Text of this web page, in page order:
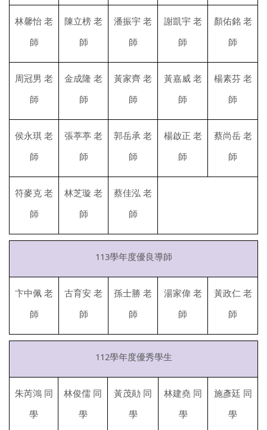
林馨怡 老
師
陳立榜 老
師
潘振宇 老
師
謝凱宇 老
師
顏佑銘 老
師
周冠男 老
師
金成隆 老
師
黃家齊 老
師
黃嘉威 老
師
楊素芬 老
師
侯永琪 老
師
張葶葶 老
師
郭岳承 老
師
楊啟正 老
師
蔡尚岳 老
師
符麥克 老
師
林芝璇 老
師
蔡佳泓 老
師
113學年度優良導師
卞中佩 老
師
古育安 老
師
孫士勝 老
師
湯家偉 老
師
黃政仁 老
師
112學年度優秀學生
朱芮鴻 同
學
林俊儒 同
學
黃茂勛 同
學
林建堯 同
學
施彥廷 同
學